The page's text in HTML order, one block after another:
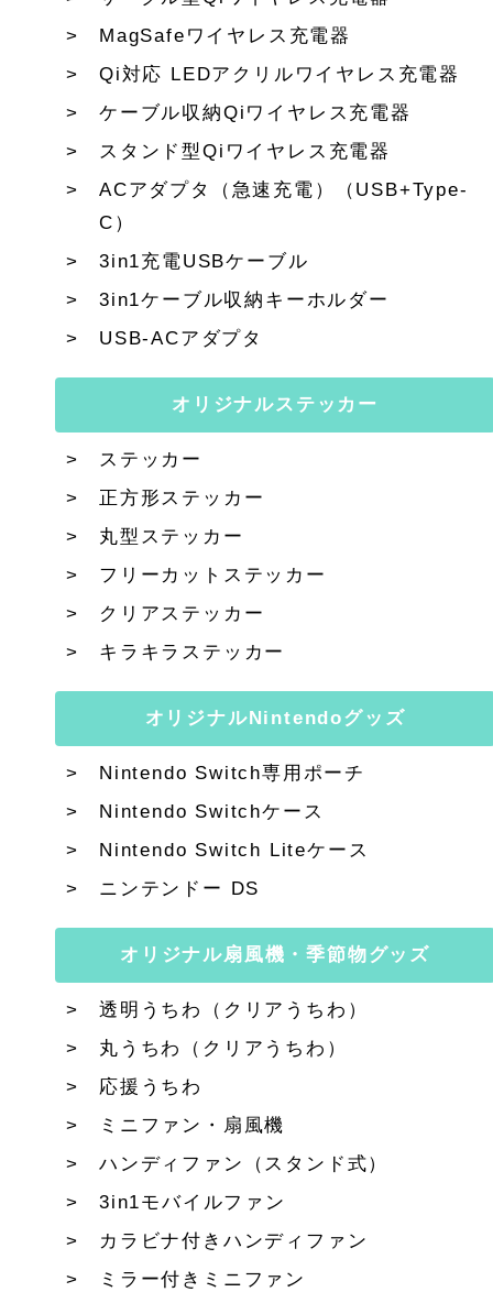
MagSafeワイヤレス充電器
Qi対応 LEDアクリルワイヤレス充電器
ケーブル収納Qiワイヤレス充電器
スタンド型Qiワイヤレス充電器
ACアダプタ（急速充電）（USB+Type-
C）
3in1充電USBケーブル
3in1ケーブル収納キーホルダー
USB-ACアダプタ
オリジナルステッカー
ステッカー
正方形ステッカー
丸型ステッカー
フリーカットステッカー
クリアステッカー
キラキラステッカー
オリジナルNintendoグッズ
Nintendo Switch専用ポーチ
Nintendo Switchケース
Nintendo Switch Liteケース
ニンテンドー DS
オリジナル扇風機・季節物グッズ
透明うちわ（クリアうちわ）
丸うちわ（クリアうちわ）
応援うちわ
ミニファン・扇風機
ハンディファン（スタンド式）
3in1モバイルファン
カラビナ付きハンディファン
ミラー付きミニファン